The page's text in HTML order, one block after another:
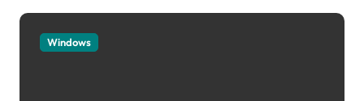
Windows